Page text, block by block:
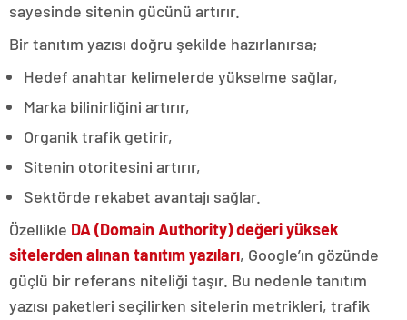
sayesinde sitenin gücünü artırır.
Bir tanıtım yazısı doğru şekilde hazırlanırsa;
Hedef anahtar kelimelerde yükselme sağlar,
Marka bilinirliğini artırır,
Organik trafik getirir,
Sitenin otoritesini artırır,
Sektörde rekabet avantajı sağlar.
Özellikle DA (Domain Authority) değeri yüksek
sitelerden alınan tanıtım yazıları, Google’ın gözünde
güçlü bir referans niteliği taşır. Bu nedenle tanıtım
yazısı paketleri seçilirken sitelerin metrikleri, trafik